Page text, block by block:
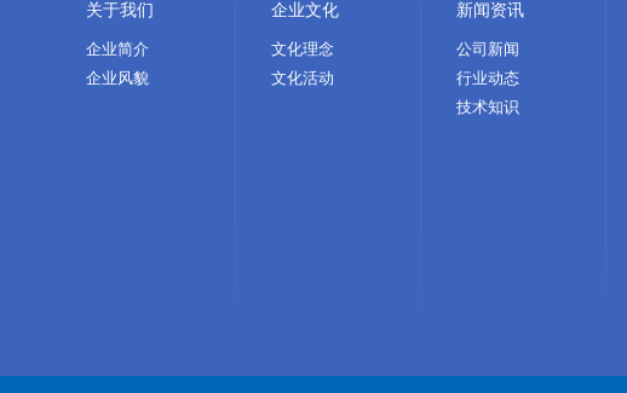
关于我们
企业简介
企业风貌
企业文化
文化理念
文化活动
新闻资讯
公司新闻
行业动态
技术知识